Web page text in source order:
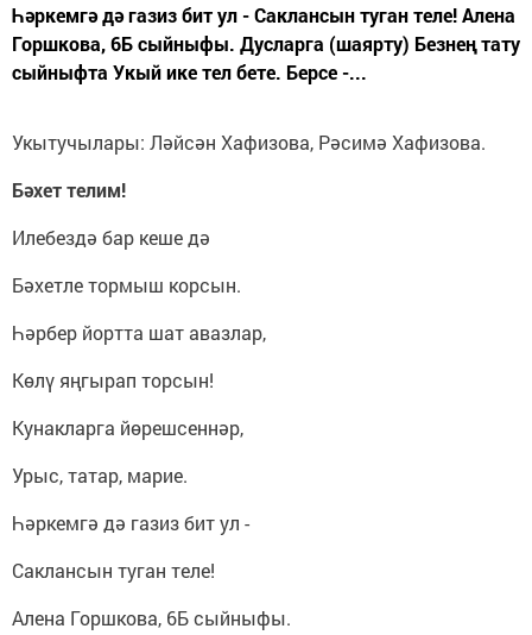
Һәркемгә дә газиз бит ул - Саклансын туган теле! Алена
Горшкова, 6Б сыйныфы. Дусларга (шаярту) Безнең тату
сыйныфта Укый ике тел бете. Берсе -...
Укытучылары: Ләйсән Хафизова, Рәсимә Хафизова.
Бәхет телим!
Илебездә бар кеше дә
Бәхетле тормыш корсын.
Һәрбер йортта шат авазлар,
Көлү яңгырап торсын!
Кунакларга йөрешсеннәр,
Урыс, татар, марие.
Һәркемгә дә газиз бит ул -
Саклансын туган теле!
Алена Горшкова, 6Б сыйныфы.